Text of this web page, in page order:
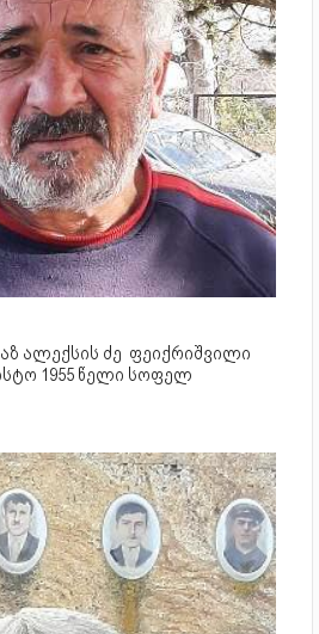
ალექსის ძე ფეიქრიშვილი
1955 წელი სოფელ